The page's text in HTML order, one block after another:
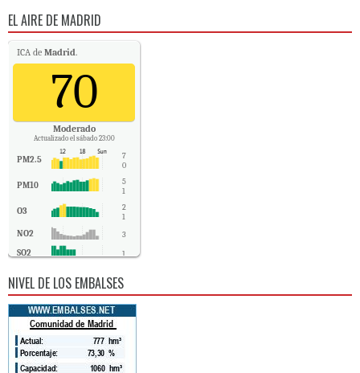
EL AIRE DE MADRID
ICA de Madrid.
70
Moderado
Actualizado el sábado 23:00
PM2.5
7
0
PM10
5
1
O3
2
1
NO2 3
SO2 1
NIVEL DE LOS EMBALSES